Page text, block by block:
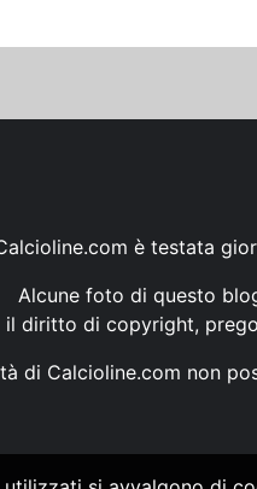
è testata
Alcune foto di questo
diritto di copyright,
di Calcioline.com non